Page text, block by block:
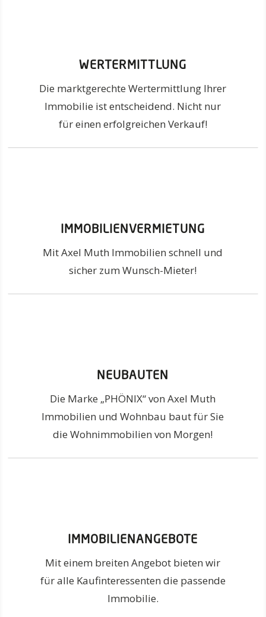
WERTERMITTLUNG
Die marktgerechte Wertermittlung Ihrer
Immobilie ist entscheidend. Nicht nur
für einen erfolgreichen Verkauf!
IMMOBILIENVERMIETUNG
Mit Axel Muth Immobilien schnell und
sicher zum Wunsch-Mieter!
NEUBAUTEN
Die Marke „PHÖNIX“ von Axel Muth
Immobilien und Wohnbau baut für Sie
die Wohnimmobilien von Morgen!
IMMOBILIENANGEBOTE
Mit einem breiten Angebot bieten wir
für alle Kaufinteressenten die passende
Immobilie.